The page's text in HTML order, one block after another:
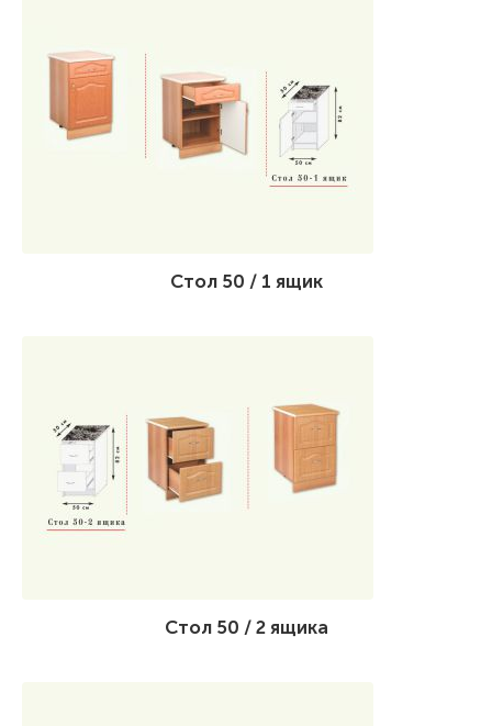
Стол 50 / 1 ящик
Стол 50 / 2 ящика